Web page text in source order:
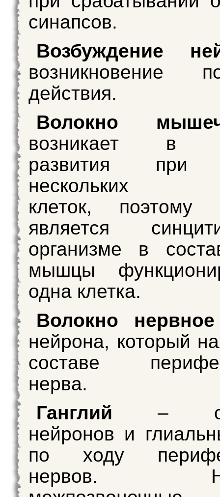
синапсов.
Возбуждение
возникновение
действия.
Волокно
возникает в
развития при
нескольких
клеток,
является
организме в
мышцы
одна клетка.
Волокно нервное
нейрона, который
составе
нерва.
Ганглий –
нейронов и
по ходу
нервов.